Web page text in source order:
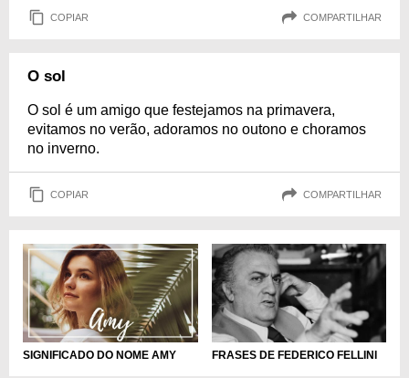
COPIAR COMPARTILHAR
O sol
O sol é um amigo que festejamos na primavera,
evitamos no verão, adoramos no outono e choramos
no inverno.
COPIAR COMPARTILHAR
SIGNIFICADO DO NOME AMY FRASES DE FEDERICO FELLINI